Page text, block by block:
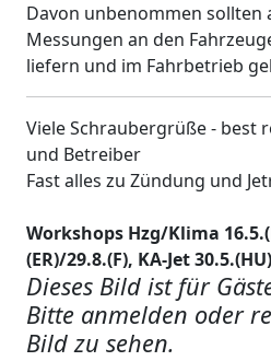
Davon unbenommen
Messungen an den
liefern und im Fahrbetrieb
Viele Schraubergrüße - best
und Betreiber
Fast alles zu Zündung und
Workshops Hzg/Klima
(ER)/29.8.(F), KA-Jet
Dieses Bild ist für
Bitte anmelden oder
Bild zu sehen.